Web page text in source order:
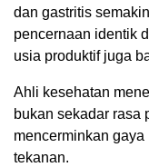
dan gastritis
pencernaan identik
usia produktif juga
Ahli kesehatan
bukan sekadar rasa
mencerminkan
tekanan.